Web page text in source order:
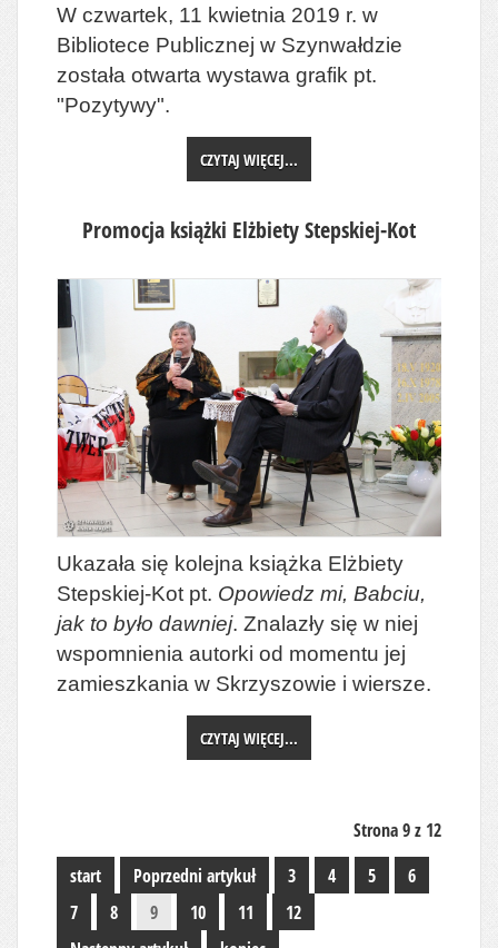
W czwartek, 11 kwietnia 2019 r. w
Bibliotece Publicznej w Szynwałdzie
została otwarta wystawa grafik pt.
"Pozytywy".
CZYTAJ WIĘCEJ...
Promocja książki Elżbiety Stepskiej-Kot
Ukazała się kolejna książka Elżbiety
Stepskiej-Kot pt. Opowiedz mi, Babciu,
jak to było dawniej. Znalazły się w niej
wspomnienia autorki od momentu jej
zamieszkania w Skrzyszowie i wiersze.
CZYTAJ WIĘCEJ...
Strona 9 z 12
start
Poprzedni artykuł 3 4 5
6
7
8 9 10 11
12